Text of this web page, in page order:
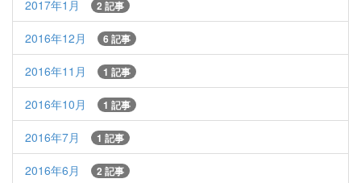
2017年1月 2 記事
2016年12月 6 記事
2016年11月 1 記事
2016年10月 1 記事
2016年7月 1 記事
2016年6月 2 記事